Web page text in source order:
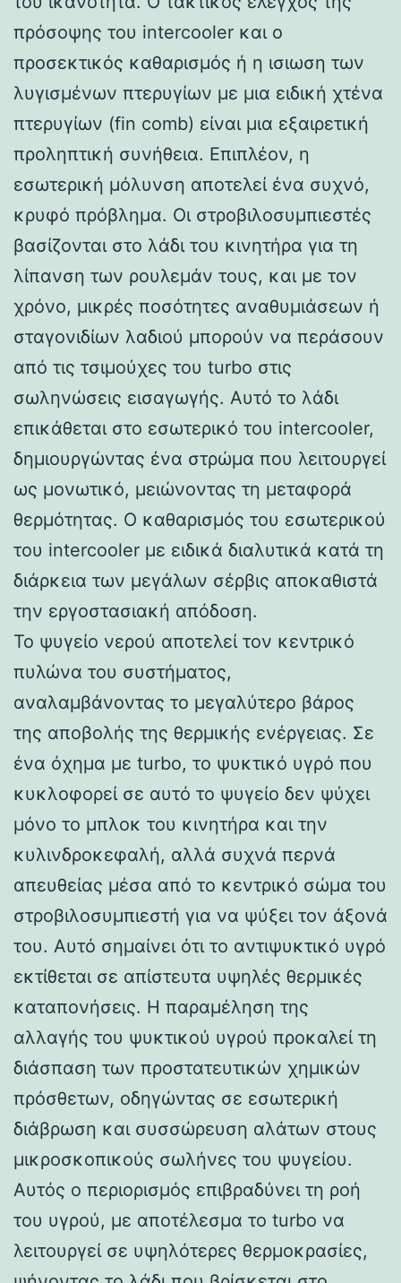
πρόσοψης του intercooler και ο
προσεκτικός καθαρισμός ή η ισιωση των
λυγισμένων πτερυγίων με μια ειδική χτένα
πτερυγίων (fin comb) είναι μια εξαιρετική
προληπτική συνήθεια. Επιπλέον, η
εσωτερική μόλυνση αποτελεί ένα συχνό,
κρυφό πρόβλημα. Οι στροβιλοσυμπιεστές
βασίζονται στο λάδι του κινητήρα για τη
λίπανση των ρουλεμάν τους, και με τον
χρόνο, μικρές ποσότητες αναθυμιάσεων ή
σταγονιδίων λαδιού μπορούν να περάσουν
από τις τσιμούχες του turbo στις
σωληνώσεις εισαγωγής. Αυτό το λάδι
επικάθεται στο εσωτερικό του intercooler,
δημιουργώντας ένα στρώμα που λειτουργεί
ως μονωτικό, μειώνοντας τη μεταφορά
θερμότητας. Ο καθαρισμός του εσωτερικού
του intercooler με ειδικά διαλυτικά κατά τη
διάρκεια των μεγάλων σέρβις αποκαθιστά
την εργοστασιακή απόδοση.
Το ψυγείο νερού αποτελεί τον κεντρικό
πυλώνα του συστήματος,
αναλαμβάνοντας το μεγαλύτερο βάρος
της αποβολής της θερμικής ενέργειας. Σε
ένα όχημα με turbo, το ψυκτικό υγρό που
κυκλοφορεί σε αυτό το ψυγείο δεν ψύχει
μόνο το μπλοκ του κινητήρα και την
κυλινδροκεφαλή, αλλά συχνά περνά
απευθείας μέσα από το κεντρικό σώμα του
στροβιλοσυμπιεστή για να ψύξει τον άξονά
του. Αυτό σημαίνει ότι το αντιψυκτικό υγρό
εκτίθεται σε απίστευτα υψηλές θερμικές
καταπονήσεις. Η παραμέληση της
αλλαγής του ψυκτικού υγρού προκαλεί τη
διάσπαση των προστατευτικών χημικών
πρόσθετων, οδηγώντας σε εσωτερική
διάβρωση και συσσώρευση αλάτων στους
μικροσκοπικούς σωλήνες του ψυγείου.
Αυτός ο περιορισμός επιβραδύνει τη ροή
του υγρού, με αποτέλεσμα το turbo να
λειτουργεί σε υψηλότερες θερμοκρασίες,